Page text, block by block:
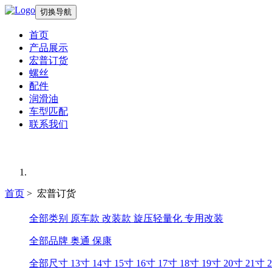
切换导航
首页
产品展示
宏普订货
螺丝
配件
润滑油
车型匹配
联系我们
首页 > 宏普订货
全部类别 原车款 改装款 旋压轻量化 专用改装
全部品牌 奥通 保康
全部尺寸 13寸 14寸 15寸 16寸 17寸 18寸 19寸 20寸 21寸